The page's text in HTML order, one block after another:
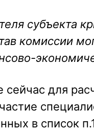
субъекта
комиссии
для
в список